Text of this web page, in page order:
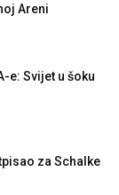
Areni
e: Svijet u šoku
za Schalke